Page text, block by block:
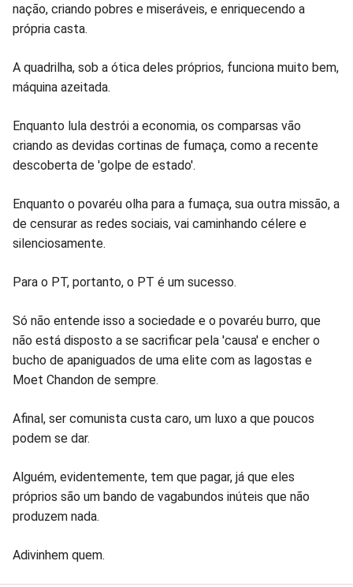
nação, criando pobres e miseráveis, e enriquecendo a
própria casta.
A quadrilha, sob a ótica deles próprios, funciona muito bem,
máquina azeitada.
Enquanto lula destrói a economia, os comparsas vão
criando as devidas cortinas de fumaça, como a recente
descoberta de 'golpe de estado'.
Enquanto o povaréu olha para a fumaça, sua outra missão, a
de censurar as redes sociais, vai caminhando célere e
silenciosamente.
Para o PT, portanto, o PT é um sucesso.
Só não entende isso a sociedade e o povaréu burro, que
não está disposto a se sacrificar pela 'causa' e encher o
bucho de apaniguados de uma elite com as lagostas e
Moet Chandon de sempre.
Afinal, ser comunista custa caro, um luxo a que poucos
podem se dar.
Alguém, evidentemente, tem que pagar, já que eles
próprios são um bando de vagabundos inúteis que não
produzem nada.
Adivinhem quem.